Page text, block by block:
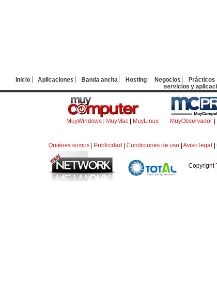
Inicio Aplicaciones Banda ancha Hosting Negocios
Prácticos
servicios y
MuyWindows MuyMac MuyLinux MuyObservador
Quiénes somos Publicidad Condiciones de uso Aviso legal
Copyright